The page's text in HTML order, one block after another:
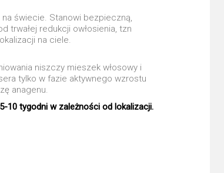
świecie. Stanowi bezpieczną,
trwałej redukcji owłosienia, tzn
na ciele.
niszczy mieszek włosowy i
tylko w fazie aktywnego wzrostu
anagenu.
10 tygodni w zależności od lokalizacji.